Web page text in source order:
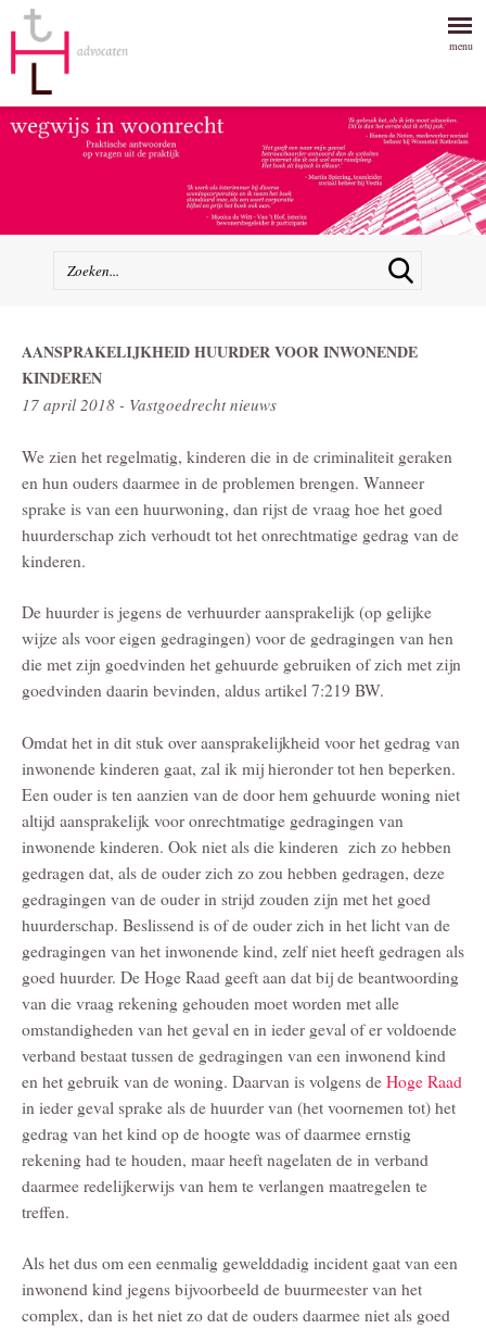
menu
AANSPRAKELIJKHEID HUURDER VOOR INWONENDE
KINDEREN
17 april 2018 - Vastgoedrecht nieuws
We zien het regelmatig, kinderen die in de criminaliteit geraken
en hun ouders daarmee in de problemen brengen. Wanneer
sprake is van een huurwoning, dan rijst de vraag hoe het goed
huurderschap zich verhoudt tot het onrechtmatige gedrag van de
kinderen.
De huurder is jegens de verhuurder aansprakelijk (op gelijke
wijze als voor eigen gedragingen) voor de gedragingen van hen
die met zijn goedvinden het gehuurde gebruiken of zich met zijn
goedvinden daarin bevinden, aldus artikel 7:219 BW.
Omdat het in dit stuk over aansprakelijkheid voor het gedrag van
inwonende kinderen gaat, zal ik mij hieronder tot hen beperken.
Een ouder is ten aanzien van de door hem gehuurde woning niet
altijd aansprakelijk voor onrechtmatige gedragingen van
inwonende kinderen. Ook niet als die kinderen zich zo hebben
gedragen dat, als de ouder zich zo zou hebben gedragen, deze
gedragingen van de ouder in strijd zouden zijn met het goed
huurderschap. Beslissend is of de ouder zich in het licht van de
gedragingen van het inwonende kind, zelf niet heeft gedragen als
goed huurder. De Hoge Raad geeft aan dat bij de beantwoording
van die vraag rekening gehouden moet worden met alle
omstandigheden van het geval en in ieder geval of er voldoende
verband bestaat tussen de gedragingen van een inwonend kind
en het gebruik van de woning. Daarvan is volgens de Hoge Raad
in ieder geval sprake als de huurder van (het voornemen tot) het
gedrag van het kind op de hoogte was of daarmee ernstig
rekening had te houden, maar heeft nagelaten de in verband
daarmee redelijkerwijs van hem te verlangen maatregelen te
treffen.
Als het dus om een eenmalig gewelddadig incident gaat van een
inwonend kind jegens bijvoorbeeld de buurmeester van het
complex, dan is het niet zo dat de ouders daarmee niet als goed